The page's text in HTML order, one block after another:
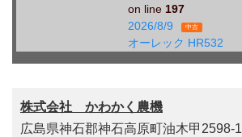
on line 197
2026/8/9
中古
オーレック HR532
株式会社 かわかく農機
広島県神石郡神石高原町油木甲2598-1